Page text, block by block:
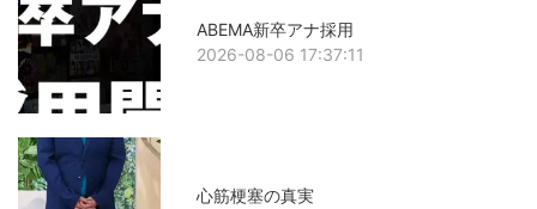
ABEMA新卒アナ採用
2026-08-06 17:37:11
心筋梗塞の真実